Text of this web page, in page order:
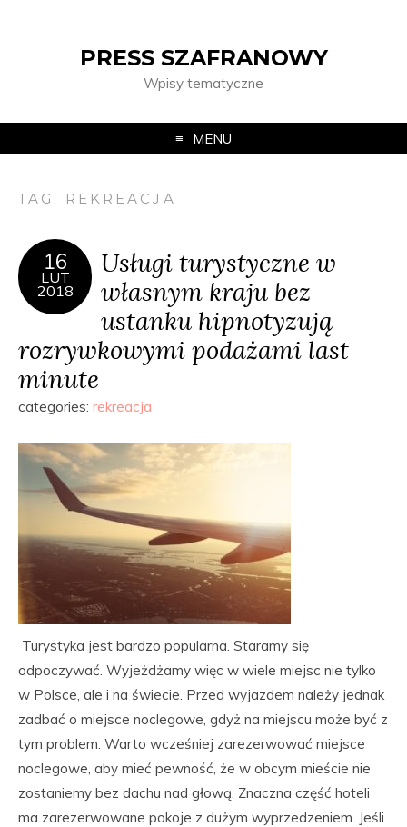
PRESS SZAFRANOWY
Wpisy tematyczne
MENU
TAG: REKREACJA
16
LUT
2018
Usługi turystyczne w
własnym kraju bez
ustanku hipnotyzują
rozrywkowymi podażami last
minute
categories: rekreacja
Turystyka jest bardzo popularna. Staramy się
odpoczywać. Wyjeżdżamy więc w wiele miejsc nie tylko
w Polsce, ale i na świecie. Przed wyjazdem należy jednak
zadbać o miejsce noclegowe, gdyż na miejscu może być z
tym problem. Warto wcześniej zarezerwować miejsce
noclegowe, aby mieć pewność, że w obcym mieście nie
zostaniemy bez dachu nad głową. Znaczna część hoteli
ma zarezerwowane pokoje z dużym wyprzedzeniem. Jeśli